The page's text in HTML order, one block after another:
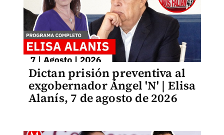
Dictan prisión preventiva al
exgobernador Ángel 'N' | Elisa
Alanís, 7 de agosto de 2026